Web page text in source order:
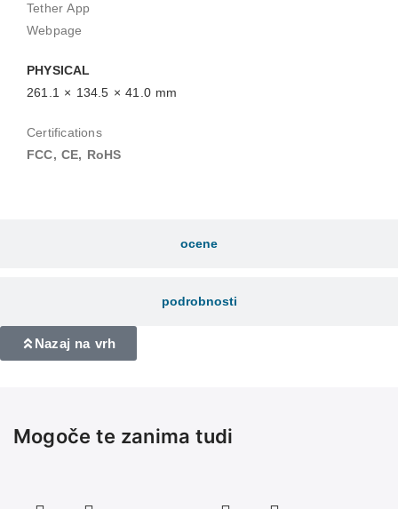
ocene
podrobnosti
Tether App
Webpage
PHYSICAL
261.1 × 134.5 × 41.0 mm
Certifications
FCC, CE, RoHS
Nazaj na vrh
Mogoče te zanima tudi